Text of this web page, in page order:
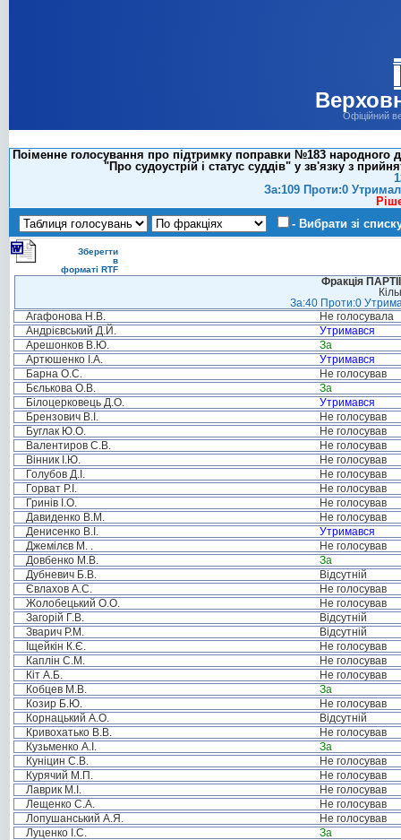
Офіційний
Поіменне голосування про підтримку поправки №183 народного
"Про судоустрій і статус суддів" у зв'язку з
За:109 Проти:0
- Вибрати зі
Зберегти
в
форматі RTF
Фракція
За:40 Проти:0
Агафонова Н.В.
Не голосувала
Андрієвський Д.Й.
Утримався
Арешонков В.Ю.
За
Артюшенко І.А.
Утримався
Барна О.С.
Не голосував
Бєлькова О.В.
За
Білоцерковець Д.О.
Утримався
Брензович В.І.
Не голосував
Буглак Ю.О.
Не голосував
Валентиров С.В.
Не голосував
Вінник І.Ю.
Не голосував
Голубов Д.І.
Не голосував
Горват Р.І.
Не голосував
Гринів І.О.
Не голосував
Давиденко В.М.
Не голосував
Денисенко В.І.
Утримався
Джемілєв М. .
Не голосував
Довбенко М.В.
За
Дубневич Б.В.
Відсутній
Євлахов А.С.
Не голосував
Жолобецький О.О.
Не голосував
Загорій Г.В.
Відсутній
Зварич Р.М.
Відсутній
Іщейкін К.Є.
Не голосував
Каплін С.М.
Не голосував
Кіт А.Б.
Не голосував
Кобцев М.В.
За
Козир Б.Ю.
Не голосував
Корнацький А.О.
Відсутній
Кривохатько В.В.
Не голосував
Кузьменко А.І.
За
Куніцин С.В.
Не голосував
Курячий М.П.
Не голосував
Лаврик М.І.
Не голосував
Лещенко С.А.
Не голосував
Лопушанський А.Я.
Не голосував
Луценко І.С.
За